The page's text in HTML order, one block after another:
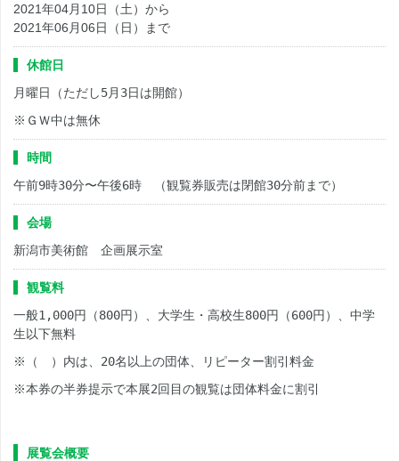
2021年04月10日（土）から
2021年06月06日（日）まで
休館日
月曜日（ただし5月 3日は開館）
※ＧＷ中は無休
時間
午前9時30分〜午後6時 （観覧券販売は閉館30分前まで）
会場
新潟市美術館 企画展示室
観覧料
一般1,000円（800円）、大学生・高校生800円（600円）、中学
生以下無料
※
（ ）内は、 20名以上の団体、リピーター割引料金
※本券の半券提示で本展2回目の観覧は団体料金に割引
展覧会概要